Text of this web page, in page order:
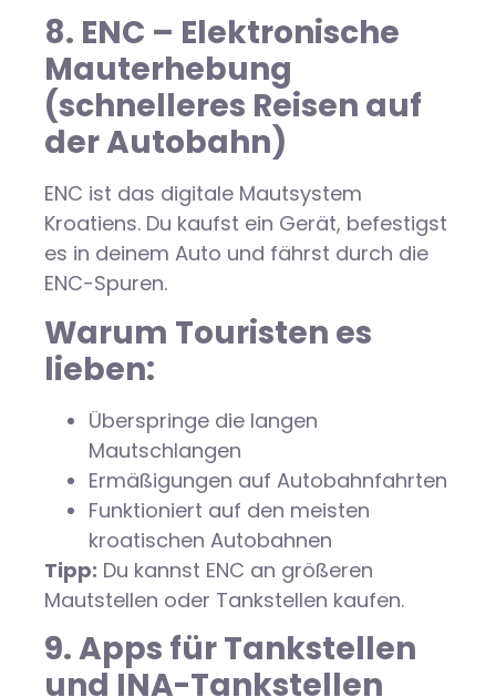
8. ENC – Elektronische
Mauterhebung
(schnelleres Reisen auf
der Autobahn)
ENC ist das digitale Mautsystem
Kroatiens. Du kaufst ein Gerät, befestigst
es in deinem Auto und fährst durch die
ENC-Spuren.
Warum Touristen es
lieben:
Überspringe die langen
Mautschlangen
Ermäßigungen auf Autobahnfahrten
Funktioniert auf den meisten
kroatischen Autobahnen
Tipp: Du kannst ENC an größeren
Mautstellen oder Tankstellen kaufen.
9. Apps für Tankstellen
und INA-Tankstellen